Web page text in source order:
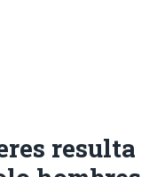
resulta